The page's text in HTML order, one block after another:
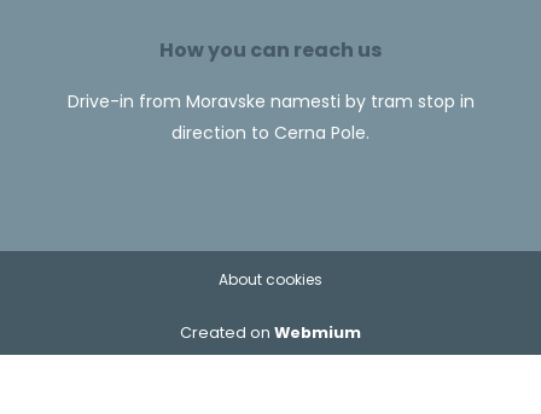
How you can reach us
Drive-in from Moravske namesti by tram stop in
direction to Cerna Pole.
About cookies
Created on Webmium